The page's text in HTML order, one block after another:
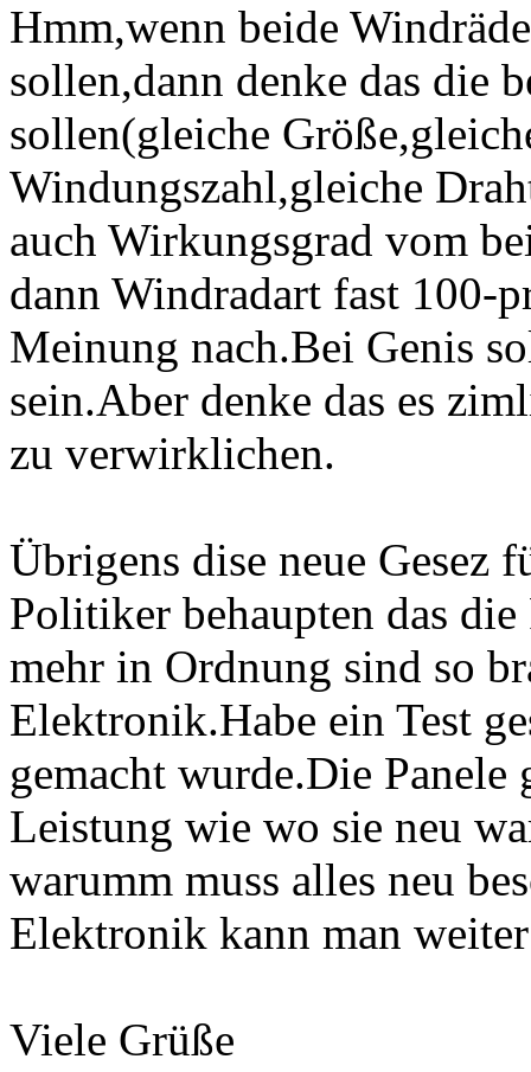
Hmm,wenn beide
sollen,dann denke das die
sollen(gleiche
Windungszahl,gleiche
auch Wirkungsgrad vom
dann Windradart fast 100-
Meinung nach.Bei Genis
sein.Aber denke das es
zu verwirklichen.
Übrigens dise neue Gesez
Politiker behaupten das
mehr in Ordnung sind so
Elektronik.Habe ein Test
gemacht wurde.Die
Leistung wie wo sie neu
warumm muss alles neu
Elektronik kann man
Viele Grüße